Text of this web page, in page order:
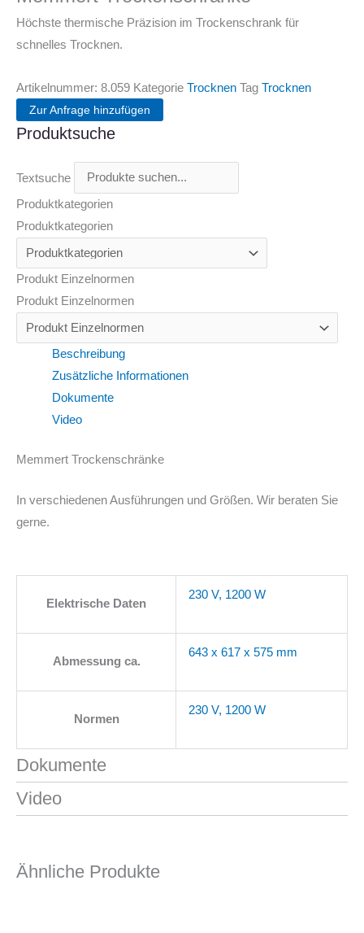
Höchste thermische Präzision im Trockenschrank für
schnelles Trocknen.
Artikelnummer: 8.059 Kategorie Trocknen Tag Trocknen
Zur Anfrage hinzufügen
Produktsuche
Textsuche
Produktkategorien
Produktkategorien
Produkt Einzelnormen
Produkt Einzelnormen
Beschreibung
Zusätzliche Informationen
Dokumente
Video
Memmert Trockenschränke
In verschiedenen Ausführungen und Größen. Wir beraten Sie
gerne.
Elektrische Daten
230 V, 1200 W
Abmessung ca.
643 x 617 x 575 mm
Normen
230 V, 1200 W
Dokumente
Video
Ähnliche Produkte